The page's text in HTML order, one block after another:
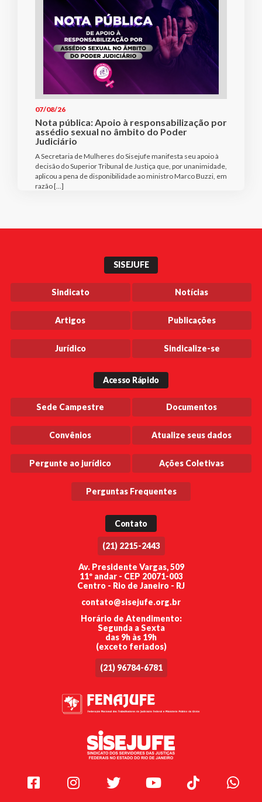
07/08/26
Nota pública: Apoio à responsabilização por
assédio sexual no âmbito do Poder
Judiciário
A Secretaria de Mulheres do Sisejufe manifesta seu apoio à
decisão do Superior Tribunal de Justiça que, por unanimidade,
aplicou a pena de disponibilidade ao ministro Marco Buzzi, em
razão […]
SISEJUFE
Sindicato Notícias
Artigos Publicações
Jurídico Sindicalize-se
Acesso Rápido
Sede Campestre Documentos
Convênios Atualize seus dados
Pergunte ao jurídico Ações Coletivas
Perguntas Frequentes
Contato
(21) 2215-2443
Av. Presidente Vargas, 509
11º andar - CEP 20071-003
Centro - Rio de Janeiro - RJ
contato@sisejufe.org.br
Horário de Atendimento:
Segunda a Sexta
das 9h às 19h
(exceto feriados)
(21) 96784-6781
Facebook Instagram Twitter Youtube TikTok